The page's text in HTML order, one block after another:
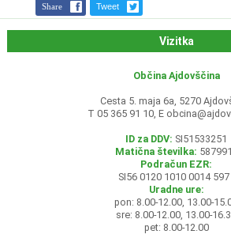
Share Tweet
Vizitka
Občina Ajdovščina
Cesta 5. maja 6a, 5270
T 05 365 91 10, E
ID za DDV: SI51533251
Matična številka:
Podračun EZR:
SI56 0120 1010 0014 597
Uradne ure:
pon: 8.00-12.00, 13.00-
sre: 8.00-12.00, 13.00-
pet: 8.00-12.00